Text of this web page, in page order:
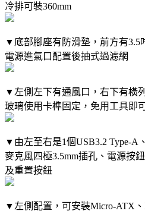
冷排可裝360mm
▼底部腳座有防滑墊，前方有3.5
電源進氣口配置後抽式過濾網
▼左側左下有通風口，右下有橫
玻璃使用卡榫固定，免用工具即
▼由左至右是1個USB3.2 Type-A
麥克風四極3.5mm插孔、電源按
及重置按鈕
▼左側配置，可安裝Micro-ATX